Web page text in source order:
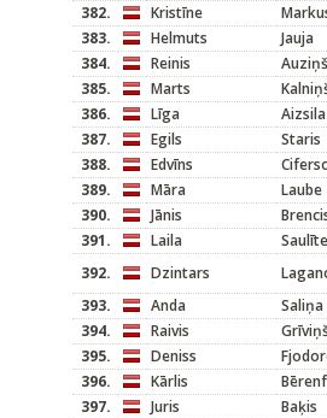
382.
Kristīne
383.
Helmuts
Jauja
384.
Reinis
Auziņš
385.
Marts
386.
Līga Aizsila
387.
Egils Staris
388.
Edvīns
389.
Māra Laube
390.
Jānis
391.
Laila
Saulīte
392.
Dzintars
393.
Anda Saliņa
394.
Raivis
395.
Deniss
396.
Kārlis
397.
Juris
Baķis